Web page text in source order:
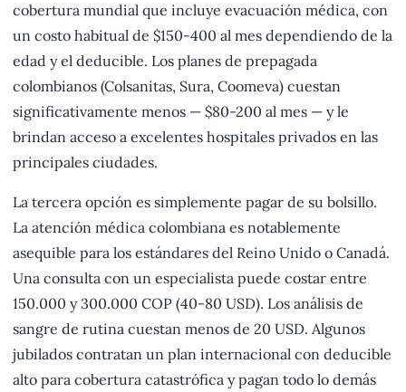
cobertura mundial que incluye evacuación médica, con
un costo habitual de $150-400 al mes dependiendo de la
edad y el deducible. Los planes de prepagada
colombianos (Colsanitas, Sura, Coomeva) cuestan
significativamente menos — $80-200 al mes — y le
brindan acceso a excelentes hospitales privados en las
principales ciudades.
La tercera opción es simplemente pagar de su bolsillo.
La atención médica colombiana es notablemente
asequible para los estándares del Reino Unido o Canadá.
Una consulta con un especialista puede costar entre
150.000 y 300.000 COP (40-80 USD). Los análisis de
sangre de rutina cuestan menos de 20 USD. Algunos
jubilados contratan un plan internacional con deducible
alto para cobertura catastrófica y pagan todo lo demás